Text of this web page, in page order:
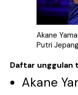
Akane
Putri
Daftar unggulan
Akane